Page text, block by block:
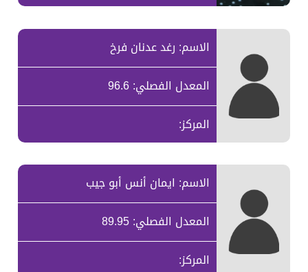
الاسم: رغد عدنان فرخ
المعدل الفصلي: 96.6
المركز:
الاسم: ايمان أنس أبو جيب
المعدل الفصلي: 89.95
المركز: